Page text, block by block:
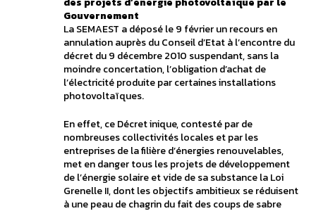
Gouvernement
La SEMAEST a déposé le 9 février un recours en
annulation auprès du Conseil d’Etat à l’encontre du
décret du 9 décembre 2010 suspendant, sans la
moindre concertation, l’obligation d’achat de
l’électricité produite par certaines installations
photovoltaïques.
En effet, ce Décret inique, contesté par de
nombreuses collectivités locales et par les
entreprises de la filière d’énergies renouvelables,
met en danger tous les projets de développement
de l’énergie solaire et vide de sa substance la Loi
Grenelle II, dont les objectifs ambitieux se réduisent
à une peau de chagrin du fait des coups de sabre